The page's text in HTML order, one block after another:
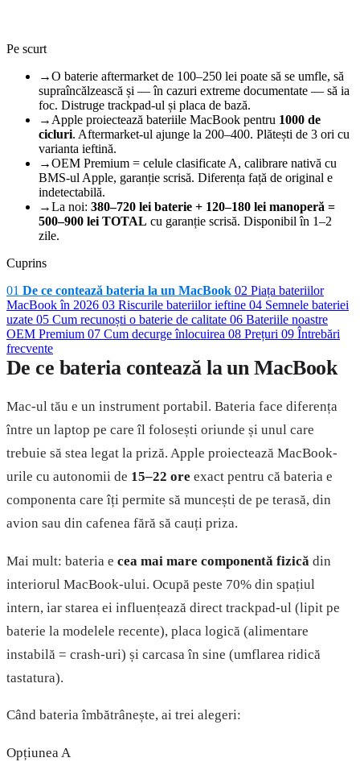
Pe scurt
→O baterie aftermarket de 100–250 lei poate să se umfle, să
supraîncălzească și — în cazuri extreme documentate — să ia
foc. Distruge trackpad-ul și placa de bază.
→ Apple proiectează bateriile MacBook pentru 1000 de
cicluri. Aftermarket-ul ajunge la 200–400. Plătești de 3 ori cu
varianta ieftină.
→OEM Premium = celule clasificate A, calibrare nativă cu
BMS-ul Apple, garanție scrisă. Diferența față de original e
indetectabilă.
→La noi: 380–720 lei baterie + 120–180 lei manoperă =
500–900 lei TOTAL cu garanție scrisă. Disponibil în 1–2
zile.
Cuprins
01 De ce contează bateria la un MacBook 02 Piața bateriilor
MacBook în 2026 03 Riscurile bateriilor ieftine 04 Semnele bateriei
uzate 05 Cum recunoști o baterie de calitate 06 Bateriile noastre
OEM Premium 07 Cum decurge înlocuirea 08 Prețuri 09 Întrebări
frecvente
De ce bateria contează la un MacBook
Mac-ul tău e un instrument portabil. Bateria face diferența
între un laptop pe care îl folosești oriunde și unul care
trebuie să stea legat la priză. Apple proiectează MacBook-
urile cu autonomii de 15–22 ore exact pentru că bateria e
componenta care îți permite să muncești de pe terasă, din
avion sau din cafenea fără să cauți priza.
Mai mult: bateria e cea mai mare componentă fizică din
interiorul MacBook-ului. Ocupă peste 70% din spațiul
intern, iar starea ei influențează direct trackpad-ul (lipit pe
baterie la modelele recente), placa logică (alimentare
instabilă = crash-uri) și carcasa în sine (umflarea ridică
tastatura).
Când bateria îmbătrânește, ai trei alegeri:
Opțiunea A